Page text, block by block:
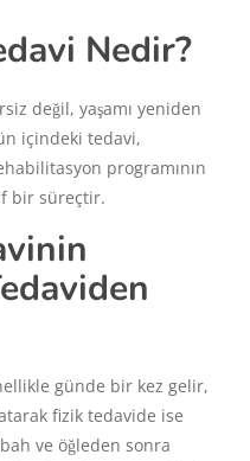
Nedir?
değil, yaşamı yeniden
içindeki tedavi,
programının
bir süreçtir.
günde bir kez gelir,
fizik tedavide ise
ve öğleden sonra